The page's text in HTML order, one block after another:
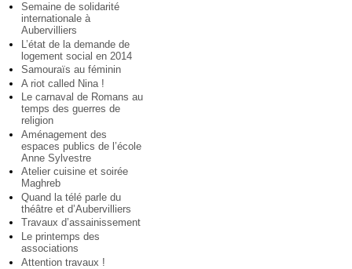
Semaine de solidarité
internationale à
Aubervilliers
L’état de la demande de
logement social en 2014
Samouraïs au féminin
A riot called Nina !
Le carnaval de Romans au
temps des guerres de
religion
Aménagement des
espaces publics de l’école
Anne Sylvestre
Atelier cuisine et soirée
Maghreb
Quand la télé parle du
théâtre et d’Aubervilliers
Travaux d’assainissement
Le printemps des
associations
Attention travaux !